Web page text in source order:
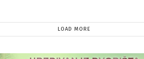
LOAD MORE